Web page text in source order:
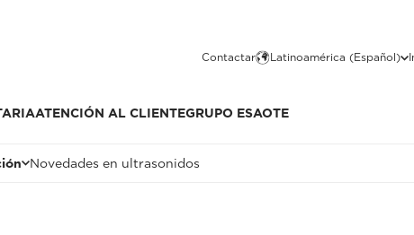
Contactar Latinoamérica (Español)
ATENCIÓN AL CLIENTEGRUPO ESAOTE
Novedades en ultrasonidos